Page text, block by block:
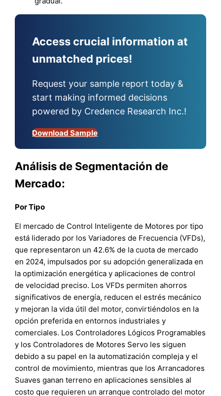
Access crucial information at
unmatched prices!
Request your sample report today &
start making informed decisions
powered by Credence Research Inc.!
Download Sample
Análisis de Segmentación de
Mercado:
Por Tipo
El mercado de Control Inteligente de Motores por tipo
está liderado por los Variadores de Frecuencia (VFDs),
que representaron un 42.6% de la cuota de mercado
en 2024, impulsados por su adopción generalizada en
la optimización energética y aplicaciones de control
de velocidad preciso. Los VFDs permiten ahorros
significativos de energía, reducen el estrés mecánico
y mejoran la vida útil del motor, convirtiéndolos en la
opción preferida en entornos industriales y
comerciales. Los Controladores Lógicos Programables
y los Controladores de Motores Servo les siguen
debido a su papel en la automatización compleja y el
control de movimiento, mientras que los Arrancadores
Suaves ganan terreno en aplicaciones sensibles al
costo que requieren un arranque controlado del motor